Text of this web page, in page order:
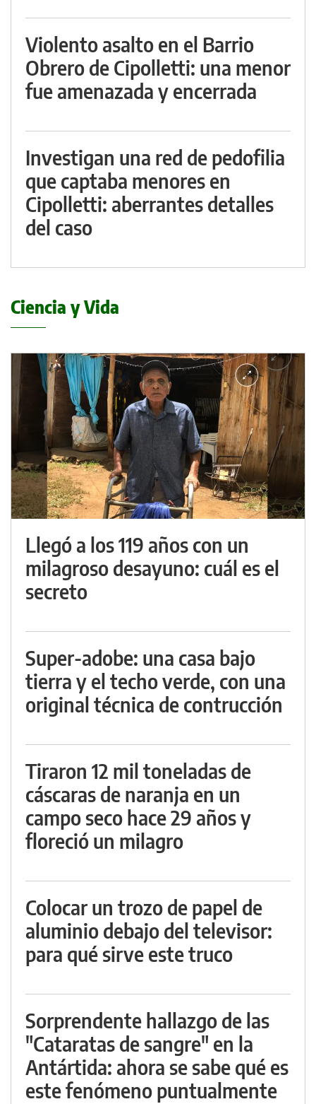
Violento asalto en el Barrio
Obrero de Cipolletti: una menor
fue amenazada y encerrada
Investigan una red de pedofilia
que captaba menores en
Cipolletti: aberrantes detalles
del caso
Ciencia y Vida
Llegó a los 119 años con un
milagroso desayuno: cuál es el
secreto
Super-adobe: una casa bajo
tierra y el techo verde, con una
original técnica de contrucción
Tiraron 12 mil toneladas de
cáscaras de naranja en un
campo seco hace 29 años y
floreció un milagro
Colocar un trozo de papel de
aluminio debajo del televisor:
para qué sirve este truco
Sorprendente hallazgo de las
"Cataratas de sangre" en la
Antártida: ahora se sabe qué es
este fenómeno puntualmente